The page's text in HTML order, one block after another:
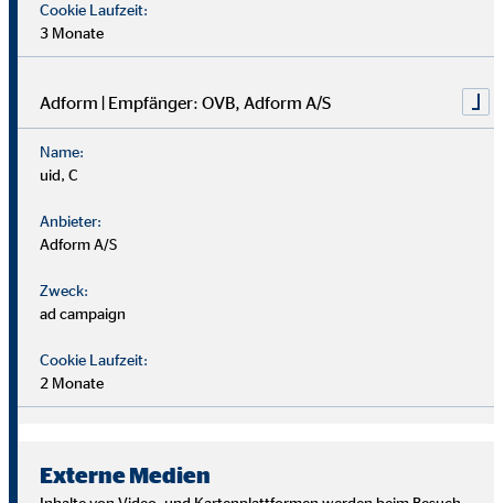
Wir suchen Persönlichkeiten mit Charakter, die aus dem
Du musst kein Finanzprofi sein – unsere Ausbildung bereitet
Cookie Laufzeit:
3 Monate
Adform | Empfänger: OVB, Adform A/S
Name:
uid, C
Anbieter:
Adform A/S
Zweck:
ad campaign
Cookie Laufzeit:
2 Monate
Externe Medien